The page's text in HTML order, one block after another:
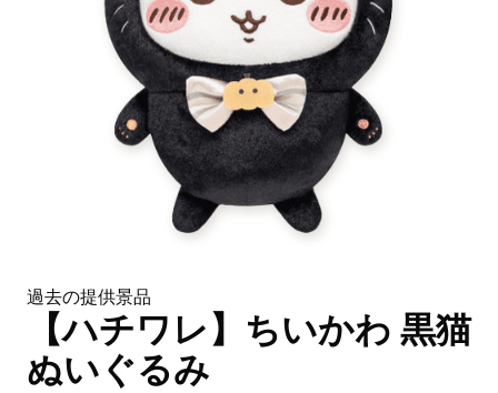
過去の提供景品
【ハチワレ】ちいかわ 黒猫
ぬいぐるみ